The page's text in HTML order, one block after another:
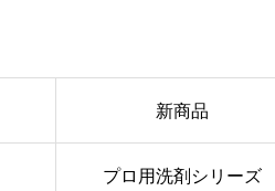
新商品
プロ用洗剤シリーズ